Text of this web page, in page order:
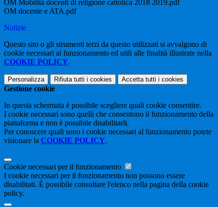
OM Mobilità docenti di religione cattolica 2018 2019.pdf
OM docente e ATA.pdf
Notizie
Questo sito o gli strumenti terzi da questo utilizzati si avvalgono di
cookie necessari al funzionamento ed utili alle finalità illustrate nella
COOKIE POLICY.
Personalizza Rifiuta tutti i cookies Accetta tutti i cookies
Gestione cookie
In questa schermata è possibile scegliere quali cookie consentire.
I cookie necessari sono quelli che consentono il funzionamento della
piattaforma e non è possibile disabilitarli.
Per conoscere quali sono i cookie necessari al funzionamento potete
visionare la COOKIE POLICY.
Cookie necessari per il funzionamento
I cookie necessari per il funzionamento non possono essere
disabilitati. È possibile consultare l'elenco nella pagina della cookie
policy.